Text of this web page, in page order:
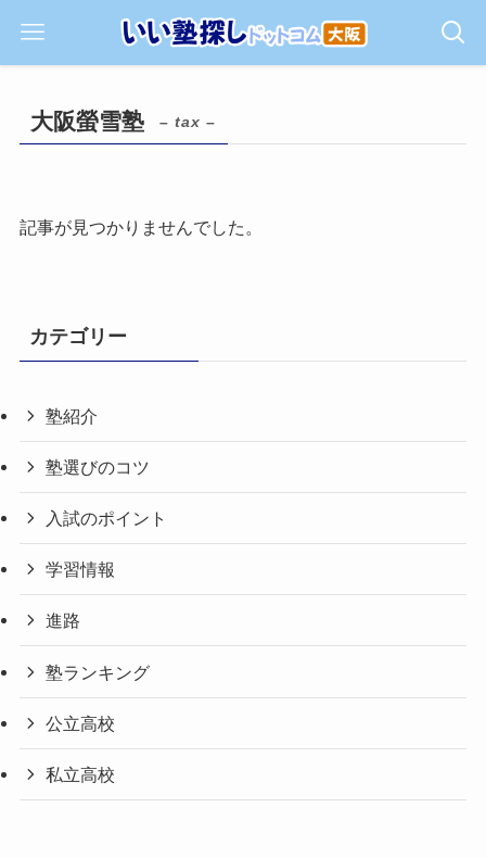
大阪螢雪塾 – tax –
記事が見つかりませんでした。
カテゴリー
塾紹介
塾選びのコツ
入試のポイント
学習情報
進路
塾ランキング
公立高校
私立高校